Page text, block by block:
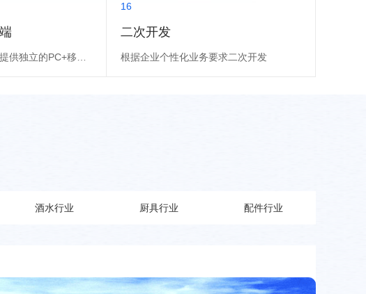
为销售（客户经理）提供独立的PC+移动管理中心
16
二次开发
根据企业个性化业务要求二次开发
酒水行业 厨具行业 配件行业